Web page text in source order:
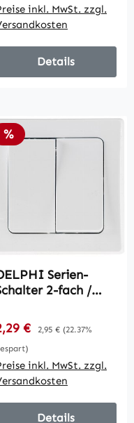
inkl. MwSt. zzgl.
Details
Rabatt
%
Serien-
2-fach /
UP, weiß
€ Regulärer Preis:
2,95 € (22.37%
inkl. MwSt. zzgl.
Details